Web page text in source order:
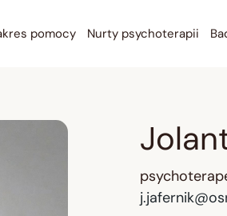
pomocy Nurty psychoterapii